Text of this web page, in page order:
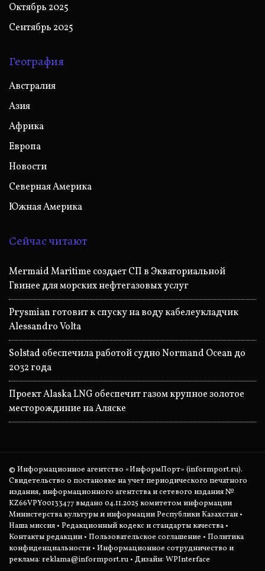
Октябрь 2025
Сентябрь 2025
География
Австралия
Азия
Африка
Европа
Новости
Северная Америка
Южная Америка
Сейчас читают
Mermaid Maritime создает СП в Экваториальной
Гвинее для морских нефтегазовых услуг
Prysmian готовит к спуску на воду кабелеукладчик
Alessandro Volta
Solstad обеспечила работой судно Normand Ocean до
2032 года
Проект Alaska LNG обеспечит газом крупное золотое
месторождиние на Аляске
© Информационное агентство «ИнформПорт» (informport.ru).
Свидетельство о постановке на учет периодического печатного
издания, информационного агентства и сетевого издания №
KZ66VPY00133477 выдано 04.11.2025 комитетом информации
Министерства культуры и информации Республики Казахстан •
Наша миссия • Редакционный кодекс и стандарты качества •
Контакты редакции • Пользовательское соглашение • Политика
конфиденциальности • Информационное сотрудничество и
реклама: reklama@informport.ru • Дизайн: WPInterface